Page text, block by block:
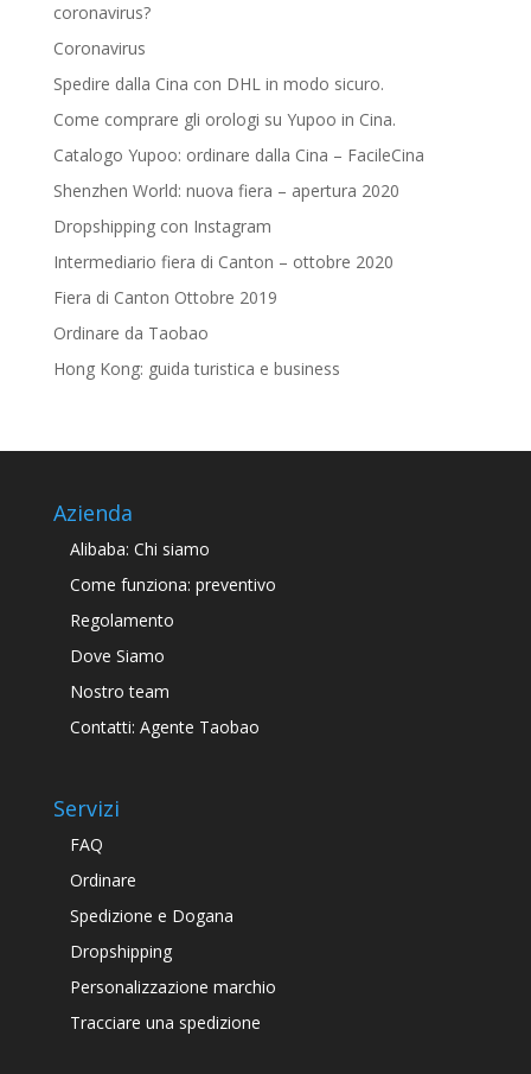
coronavirus?
Coronavirus
Spedire dalla Cina con DHL in modo sicuro.
Come comprare gli orologi su Yupoo in Cina.
Catalogo Yupoo: ordinare dalla Cina – FacileCina
Shenzhen World: nuova fiera – apertura 2020
Dropshipping con Instagram
Intermediario fiera di Canton – ottobre 2020
Fiera di Canton Ottobre 2019
Ordinare da Taobao
Hong Kong: guida turistica e business
Azienda
Alibaba: Chi siamo
Come funziona: preventivo
Regolamento
Dove Siamo
Nostro team
Contatti: Agente Taobao
Servizi
FAQ
Ordinare
Spedizione e Dogana
Dropshipping
Personalizzazione marchio
Tracciare una spedizione